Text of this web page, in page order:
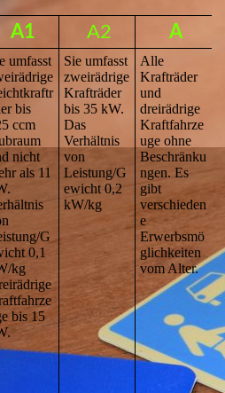
A1 A2 A
umfasst
bis
ccm
nicht
als 11
G
0,1
kg
bis 15
Sie umfasst
zweirädrige
Krafträder
bis 35 kW.
Das
Verhältnis
von
Leistung/G
ewicht 0,2
kW/kg
Alle
Krafträder
und
dreirädrige
Kraftfahrze
uge ohne
Beschränku
ngen. Es
gibt
verschieden
e
Erwerbsmö
glichkeiten
vom Alter.